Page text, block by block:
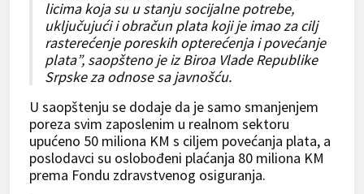
licima koja su u stanju socijalne potrebe,
uključujući i obračun plata koji je imao za cilj
rasterećenje poreskih opterećenja i povećanje
plata”, saopšteno je iz Biroa Vlade Republike
Srpske za odnose sa javnošću.
U saopštenju se dodaje da je samo smanjenjem
poreza svim zaposlenim u realnom sektoru
upućeno 50 miliona KM s ciljem povećanja plata, a
poslodavci su oslobođeni plaćanja 80 miliona KM
prema Fondu zdravstvenog osiguranja.